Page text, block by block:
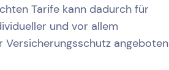
Tarife kann dadurch für
und vor allem
Versicherungsschutz angeboten